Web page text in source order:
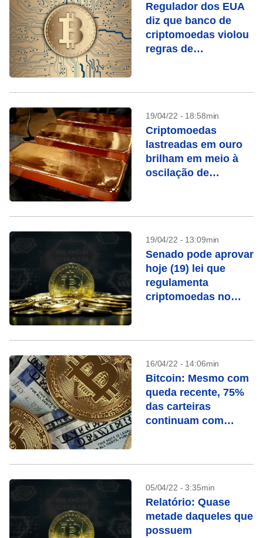
Regulador dos EUA
diz que banco de
criptomoedas violou
regras de
19/04/22 - 18:58min
Criptomoedas
lastreadas em ouro
brilham em meio à
oscilação de
19/04/22 - 13:09min
Senado pode aprovar
hoje (19) lei que
regulamenta
criptomoedas no
16/04/22 - 14:06min
Bitcoin: Mesmo com
queda recente, 75%
das carteiras
continuam com
05/04/22 - 3:35min
Relatório: Quase
metade daqueles que
possuem